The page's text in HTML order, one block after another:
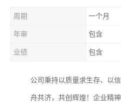
周期 一个月
年审 包含
业绩 包含
公司秉持以质量求生存、以
舟共济，共创辉煌！企业精